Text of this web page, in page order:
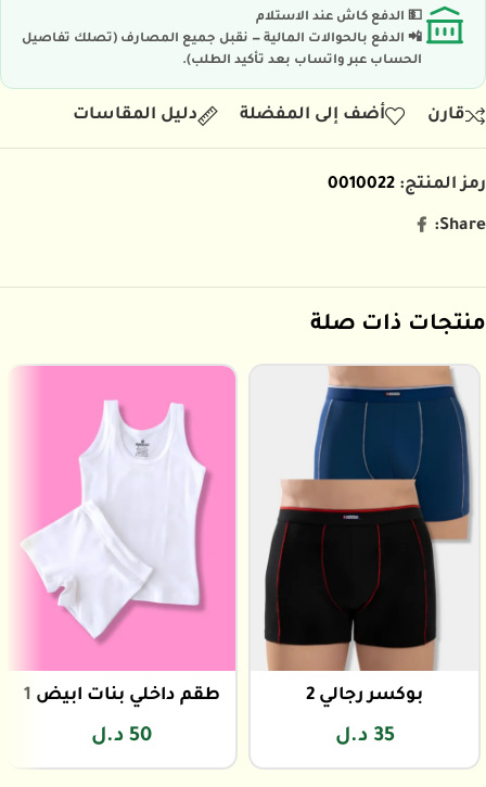
💵 الدفع كاش عند الاستلام
📲 الدفع بالحوالات المالية — نقبل جميع المصارف (تصلك تفاصيل
الحساب عبر واتساب بعد تأكيد الطلب).
قارن أضف إلى المفضلة دليل المقاسات
رمز المنتج: 0010022
Share:
منتجات ذات صلة
بوكسر رجالي 2
35 د.ل
طقم داخلي بنات ابيض 1
50 د.ل